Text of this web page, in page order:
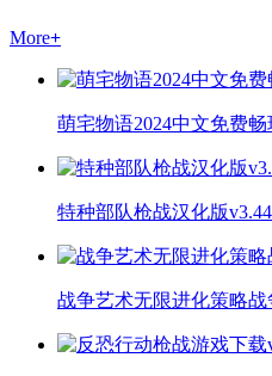
More+
萌宅物语2024中文免费畅
特种部队枪战汉化版
战争艺术无限进化策略战